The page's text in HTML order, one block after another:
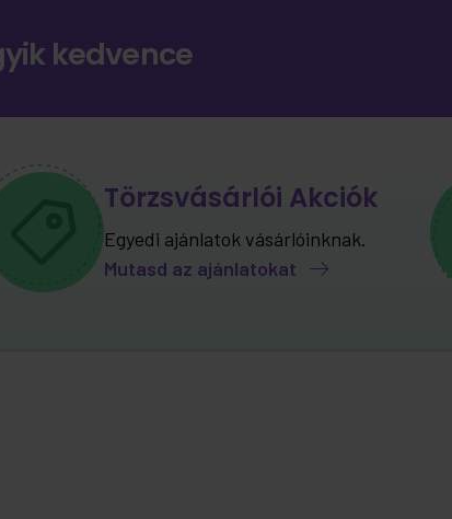
kedvence
Törzsvásárlói Akciók
Egyedi ajánlatok vásárlóinknak.
Mutasd az ajánlatokat